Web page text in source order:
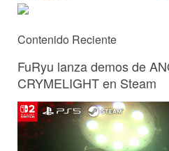
Contenido Reciente
FuRyu lanza demos de
CRYMELIGHT en Steam